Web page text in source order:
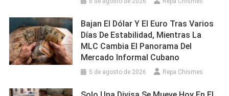
Bajan El Dólar Y El Euro Tras Varios
Días De Estabilidad, Mientras La
MLC Cambia El Panorama Del
Mercado Informal Cubano
5 de agosto de 2026 Repa Chismes